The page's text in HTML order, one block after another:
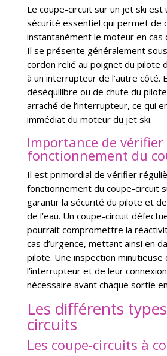
Le coupe-circuit sur un jet ski est
sécurité essentiel qui permet de
instantanément le moteur en cas
Il se présente généralement
cordon relié au poignet du pilote
à un interrupteur de l’autre côté.
déséquilibre ou de chute du
arraché de l’interrupteur, ce qui
immédiat du moteur du jet ski.
Importance de vérifier
fonctionnement du
Il est primordial de vérifier
fonctionnement du coupe-circuit
garantir la sécurité du pilote et
de l’eau. Un coupe-circuit
pourrait compromettre la
cas d’urgence, mettant ainsi en
pilote. Une inspection minutieuse
l’interrupteur et de leur
nécessaire avant chaque sortie
Les différents
circuits
Les coupe-circuits à